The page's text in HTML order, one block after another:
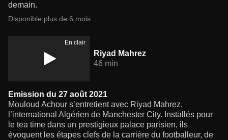
demain.
Disponible plus de 6 mois
En clair
Riyad Mahrez
46 min
Emission du 27 août 2021
Mouloud Achour s’entretient avec Riyad Mahrez,
l’international Algérien de Manchester City. Installés pour
le tea time dans un prestigieux palace parisien, ils
évoquent les étapes clefs de la carrière du footballeur, de